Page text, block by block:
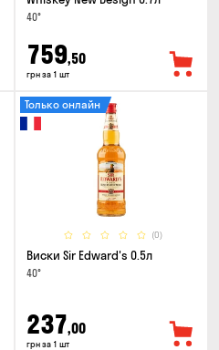
40°
759,50
грн за 1 шт
(0)
Только онлайн
Виски Sir Edward's 0.5л
40°
237,00
грн за 1 шт